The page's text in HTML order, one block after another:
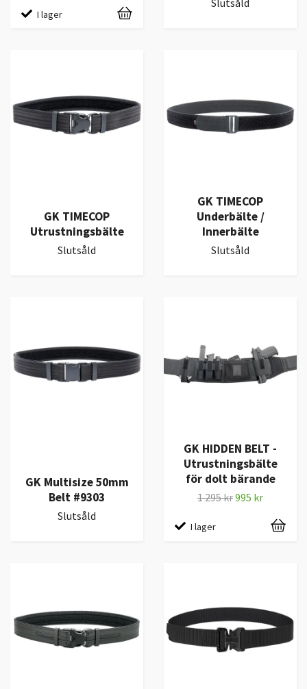
I lager
GK TIMECOP
Utrustningsbälte
Slutsåld
GK TIMECOP
Underbälte /
Innerbälte
Slutsåld
GK Multisize 50mm
Belt #9303
Slutsåld
GK HIDDEN BELT -
Utrustningsbälte
för dolt bärande
1 295 kr995 kr
I lager